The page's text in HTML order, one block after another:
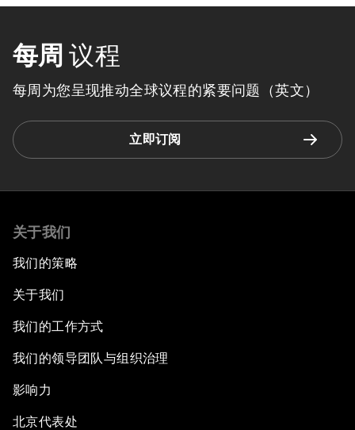
每周 议程
每周为您呈现推动全球议程的紧要问题（英文）
立即订阅
关于我们
我们的策略
关于我们
我们的工作方式
我们的领导团队与组织治理
影响力
北京代表处